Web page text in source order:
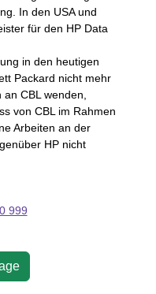
In den USAund
für den HP Data
in den heutigen
Packard nicht mehr
an CBL wenden,
von CBL im Rahmen
Arbeiten an der
HP nicht
999